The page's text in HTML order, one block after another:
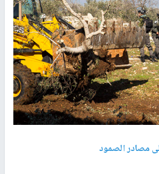
مصادر الصمود